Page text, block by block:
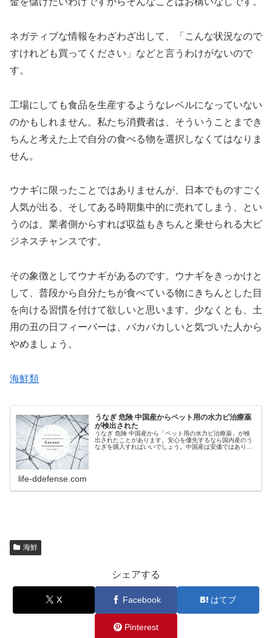
ネガティブな情報をわざわざ出して、「こんな状況なので
すけれども買ってください」などと言うわけがないので
す。
工場にしても食品を生産するようなレベルになっていない
のかもしれません。私たち消費者は、そういうことまでき
ちんと考えた上で自分の食べる物を選択しなくてはなりま
せん。
ウナギに限ったことではありませんが、日本でものすごく
人気が出る、そしてある時期集中的に売れてしまう、とい
うのは、業者側からすれば収益もきちんと乗せられる大ビ
ジネスチャンスです。
その象徴としてウナギがあるのです。ウナギをきっかけと
して、普段から自分たちが食べている物にきちんとした目
を向ける習慣を付けて欲しいと思います。少なくとも、土
用の丑の日フィーバーは、バカバカしいと気づいた人から
やめましょう。
海鮮類
うなぎ 危険 中国産からペット用の水力ビ治療薬
が検出された
うなぎ 危険 中国産から「ペット用の水力ビ治療薬」が検
出されたことがあります。安心を優先するなら国内産のう
なぎを購入すればいいでしょう。中国産は安価ではありま
life-ddefense.com
海鮮
シェアする
X Facebook はてブ
Pinterest